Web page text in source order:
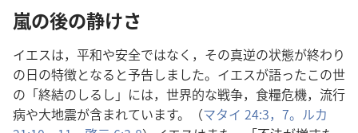
嵐の後の静けさ
イエスは，平和や安全ではなく，その真逆の状態が終わり
の日の特徴となると予告しました。イエスが語ったこの世
の「終結のしるし」には，世界的な戦争，食糧危機，流行
病や大地震が含まれています。（マタイ 24:3， 7。 ルカ